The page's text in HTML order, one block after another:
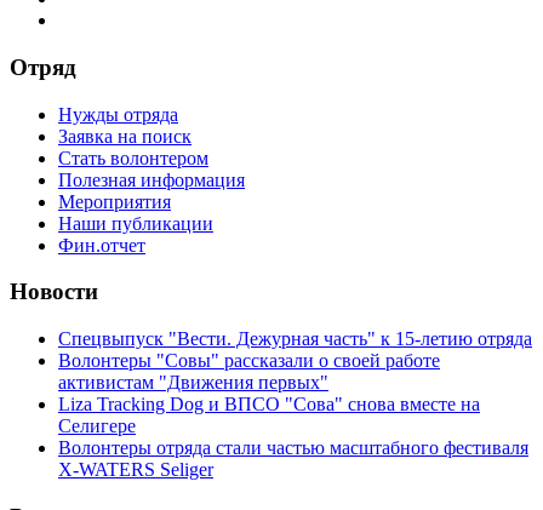
Отряд
Нужды отряда
Заявка на поиск
Стать волонтером
Полезная информация
Мероприятия
Наши публикации
Фин.отчет
Новости
Спецвыпуск "Вести. Дежурная часть" к 15-летию отряда
Волонтеры "Совы" рассказали о своей работе
активистам "Движения первых"
Liza Tracking Dog и ВПСО "Сова" снова вместе на
Селигере
Волонтеры отряда стали частью масштабного фестиваля
X-WATERS Seliger